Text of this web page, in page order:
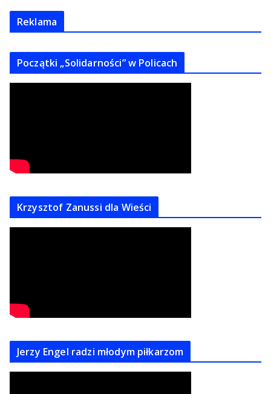
Reklama
Początki „Solidarności” w Policach
Krzysztof Zanussi dla Wieści
Jerzy Engel radzi młodym piłkarzom